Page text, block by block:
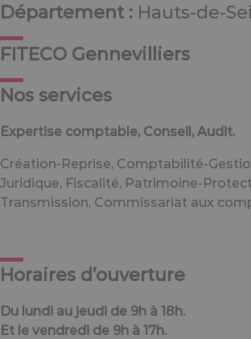
Département : Hauts-de-
FITECO Gennevilliers
Nos services
Expertise comptable, Conseil, Audit.
Création-Reprise, Comptabilité-
Juridique, Fiscalité, Patrimoine-
Transmission, Commissariat aux
Horaires d’ouverture
Du lundi au jeudi de 9h à 18h.
Et le vendredi de 9h à 17h.